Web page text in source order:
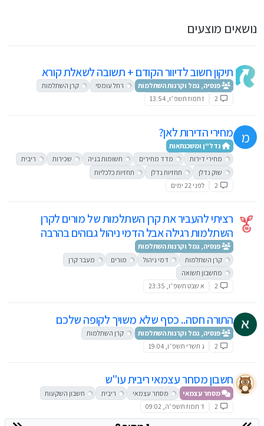
נושאים מוצעים
תיקון חשוב לדיוור הקודם + תשובה לשאלת קורא
פנסיה, גמל וקרנות השתלמות רחל עומסי
קרן השתלמות
2
ז תמוז תשפ״ו, 13:54
מ מחירי הדירות לאן?
נדל"ן ומשכנתאות
מחירי דירות
מדד מחירים תשומות בניה שכירות
ריבית
שוק נדלן
תחזיות נדלן
תחזיות כלכליות
2
לפני 22 ימים
רציתי להעביר את קרן השתלמות של מורים לקרן
השתלמות רגילה אבל הדמי ניהול גבוהים בהרבה
פנסיה, גמל וקרנות השתלמות
קרן השתלמות
דמי ניהול מורים
מעבר קרן
מחשבון תשואה
2
א שבט תשפ״ו, 23:35
התורה חסה.. כסף שלא משויך לקופה שלכם
פנסיה, גמל וקרנות השתלמות
קרן השתלמות
2
ג תשרי תשפ״ו, 19:04
חשבון מסחר עצמאי ריבית עו"ש
מסחר עצמאי מסחר עצמאי ריבית
חשבון השקעות
2
ד תמוז תשפ״ה, 09:02